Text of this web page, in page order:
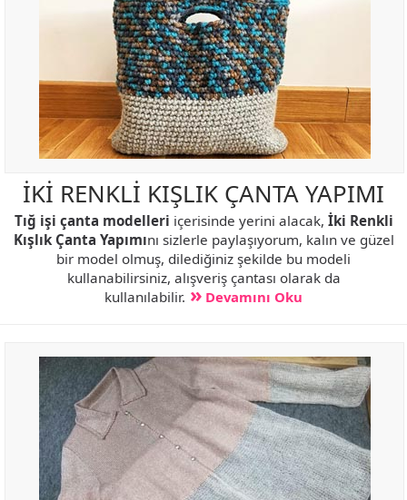
İKİ RENKLİ KIŞLIK ÇANTA YAPIMI
Tığ işi çanta modelleri içerisinde yerini alacak, İki Renkli
Kışlık Çanta Yapımını sizlerle paylaşıyorum, kalın ve güzel
bir model olmuş, dilediğiniz şekilde bu modeli
kullanabilirsiniz, alışveriş çantası olarak da
kullanılabilir.
Devamını Oku